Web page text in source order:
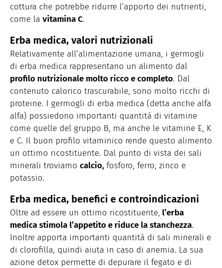
cottura che potrebbe ridurre l’apporto dei nutrienti,
come la vitamina C.
Erba medica, valori nutrizionali
Relativamente all’alimentazione umana, i germogli
di erba medica rappresentano un alimento dal
profilo nutrizionale molto ricco e completo. Dal
contenuto calorico trascurabile, sono molto ricchi di
proteine. I germogli di erba medica (detta anche alfa
alfa) possiedono importanti quantità di vitamine
come quelle del gruppo B, ma anche le vitamine E, K
e C. Il buon profilo vitaminico rende questo alimento
un ottimo ricostituente. Dal punto di vista dei sali
minerali troviamo calcio, fosforo, ferro, zinco e
potassio.
Erba medica, benefici e controindicazioni
Oltre ad essere un ottimo ricostituente, l’erba
medica stimola l’appetito e riduce la stanchezza.
Inoltre apporta importanti quantità di sali minerali e
di clorofilla, quindi aiuta in caso di anemia. La sua
azione detox permette di depurare il fegato e di